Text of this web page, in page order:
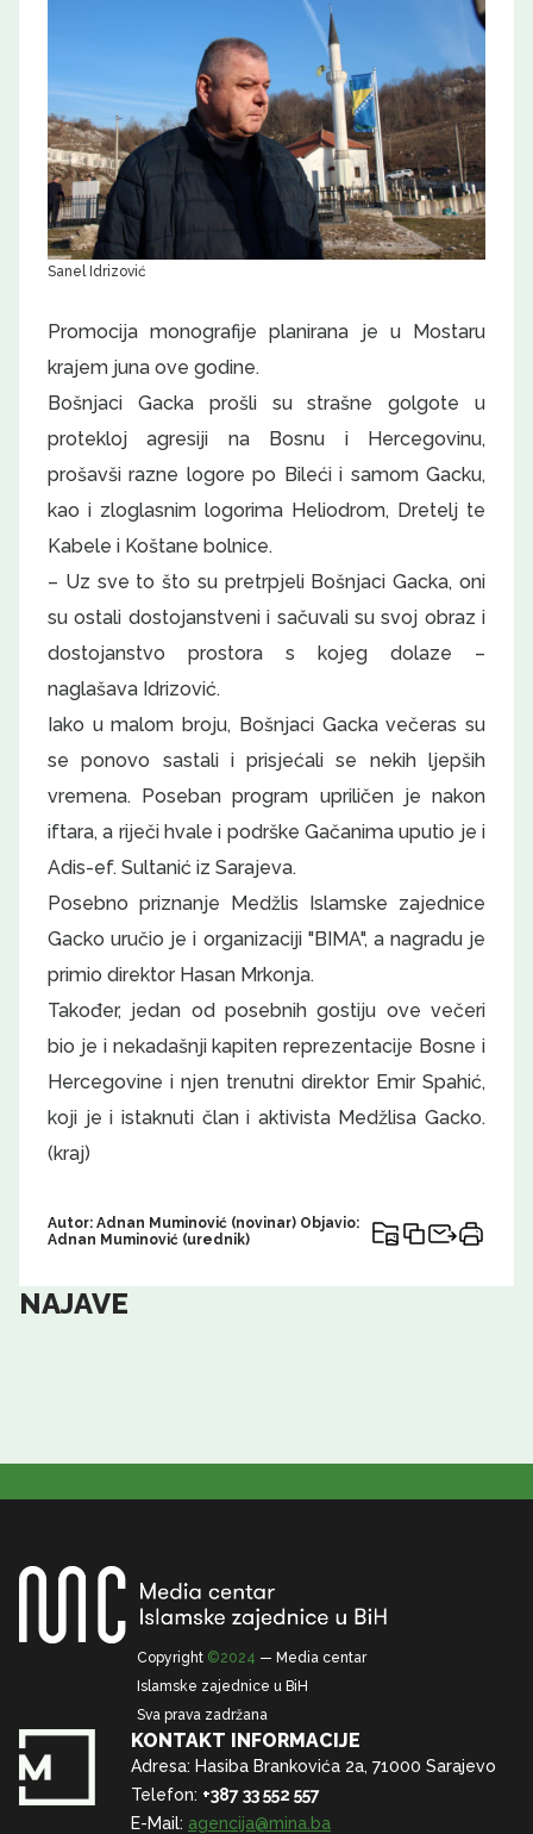
Sanel Idrizović
Promocija monografije planirana je u Mostaru
krajem juna ove godine.
Bošnjaci Gacka prošli su strašne golgote u
protekloj agresiji na Bosnu i Hercegovinu,
prošavši razne logore po Bileći i samom Gacku,
kao i zloglasnim logorima Heliodrom, Dretelj te
Kabele i Koštane bolnice.
– Uz sve to što su pretrpjeli Bošnjaci Gacka, oni
su ostali dostojanstveni i sačuvali su svoj obraz i
dostojanstvo prostora s kojeg dolaze –
naglašava Idrizović.
Iako u malom broju, Bošnjaci Gacka večeras su
se ponovo sastali i prisjećali se nekih ljepših
vremena. Poseban program upriličen je nakon
iftara, a riječi hvale i podrške Gačanima uputio je i
Adis-ef. Sultanić iz Sarajeva.
Posebno priznanje Medžlis Islamske zajednice
Gacko uručio je i organizaciji "BIMA", a nagradu je
primio direktor Hasan Mrkonja.
Također, jedan od posebnih gostiju ove večeri
bio je i nekadašnji kapiten reprezentacije Bosne i
Hercegovine i njen trenutni direktor Emir Spahić,
koji je i istaknuti član i aktivista Medžlisa Gacko.
(kraj)
Autor: Adnan Muminović (novinar) Objavio:
Adnan Muminović (urednik)
NAJAVE
Copyright ©2024 — Media centar
Islamske zajednice u BiH
Sva prava zadržana
KONTAKT INFORMACIJE
Adresa: Hasiba Brankovića 2a, 71000 Sarajevo
Telefon: +387 33 552 557
E-Mail: agencija@mina.ba